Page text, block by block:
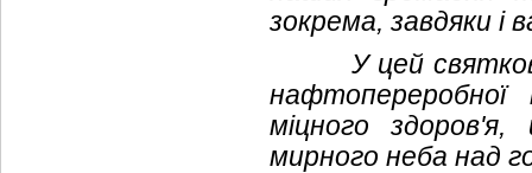
зокрема, завдяки і
У цей святковий
міцного
мирного неба над